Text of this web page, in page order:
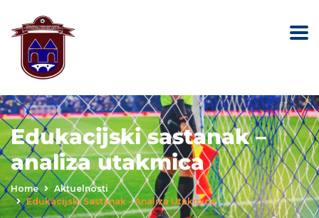
Edukacijski sastanak –
analiza utakmica
Home
Aktuelnosti
Edukacijski Sastanak – Analiza Utakmica